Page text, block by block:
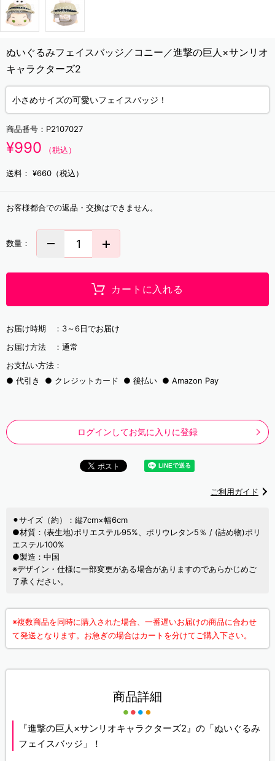
ぬいぐるみフェイスバッジ／コニー／進撃の巨人×サンリオ
キャラクターズ2
小さめサイズの可愛いフェイスバッジ！
商品番号： P2107027
¥990 （税込）
送料： ¥660（税込）
お客様都合での返品・交換はできません。
数量：
カートに入れる
お届け時期 ： 3～6日でお届け
お届け方法 ： 通常
お支払い方法：
代引き
クレジットカード 後払い Amazon Pay
ログインしてお気に入りに登録
ご利用ガイド
⚫︎サイズ（約）：縦7cm×幅6cm
●材質：(表生地)ポリエステル95%、ポリウレタン5％ / (詰め物)ポリ
エステル100%
●製造：中国
※デザイン・仕様に一部変更がある場合がありますのであらかじめご
了承ください。
※複数商品を同時に購入された場合、一番遅いお届けの商品に合わせ
て発送となります。お急ぎの場合はカートを分けてご購入下さい。
商品詳細
『進撃の巨人×サンリオキャラクターズ2』の「ぬいぐるみ
フェイスバッジ」！